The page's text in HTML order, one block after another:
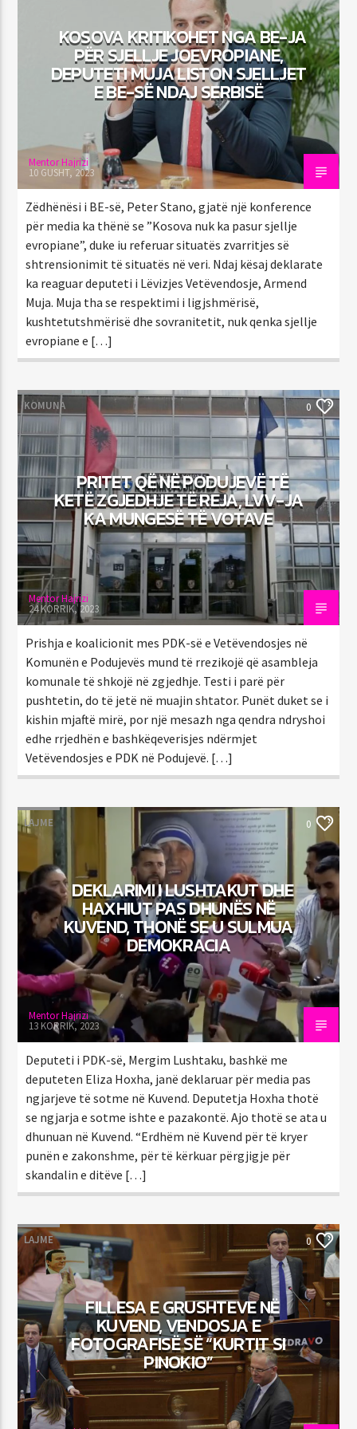
92.1 Capital FM
KOSOVA KRITIKOHET NGA BE-JA
PËR SJELLJE JOEVROPIANE,
DEPUTETI MUJA LISTON SJELLJET
E BE-SË NDAJ SERBISË
Mentor Hajrizi
10 GUSHT, 2023
Zëdhënësi i BE-së, Peter Stano, gjatë një konference
për media ka thënë se ”Kosova nuk ka pasur sjellje
evropiane”, duke iu referuar situatës zvarritjes së
shtrensionimit të situatës në veri. Ndaj kësaj deklarate
ka reaguar deputeti i Lëvizjes Vetëvendosje, Armend
Muja. Muja tha se respektimi i ligjshmërisë,
kushtetutshmërisë dhe sovranitetit, nuk qenka sjellje
evropiane e […]
KOMUNA 0
PRITET QË NË PODUJEVË TË
KETË ZGJEDHJE TË REJA, LVV-JA
KA MUNGESË TË VOTAVE
Mentor Hajrizi
24 KORRIK, 2023
Prishja e koalicionit mes PDK-së e Vetëvendosjes në
Komunën e Podujevës mund të rrezikojë që asambleja
komunale të shkojë në zgjedhje. Testi i parë për
pushtetin, do të jetë në muajin shtator. Punët duket se i
kishin mjaftë mirë, por një mesazh nga qendra ndryshoi
edhe rrjedhën e bashkëqeverisjes ndërmjet
Vetëvendosjes e PDK në Podujevë. […]
LAJME 0
DEKLARIMI I LUSHTAKUT DHE
HAXHIUT PAS DHUNËS NË
KUVEND, THONË SE U SULMUA
DEMOKRACIA
Mentor Hajrizi
13 KORRIK, 2023
Deputeti i PDK-së, Mergim Lushtaku, bashkë me
deputeten Eliza Hoxha, janë deklaruar për media pas
ngjarjeve të sotme në Kuvend. Deputetja Hoxha thotë
se ngjarja e sotme ishte e pazakontë. Ajo thotë se ata u
dhunuan në Kuvend. “Erdhëm në Kuvend për të kryer
punën e zakonshme, për të kërkuar përgjigje për
skandalin e ditëve […]
LAJME 0
FILLESA E GRUSHTEVE NË
KUVEND, VENDOSJA E
FOTOGRAFISË SË “KURTIT SI
PINOKIO”